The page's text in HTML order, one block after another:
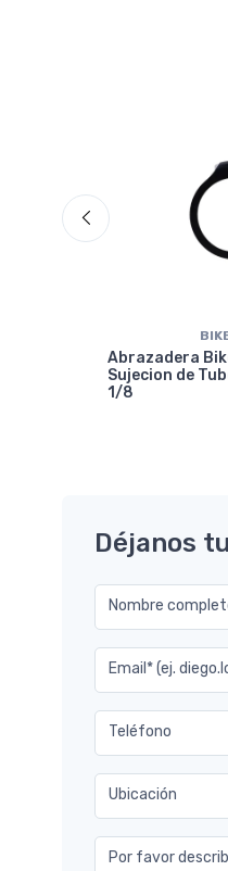
Abrazadera
Sujecion de
1/8
Déjanos
Nombre
Email* (ej.
Teléfono
Ubicación
Por favor